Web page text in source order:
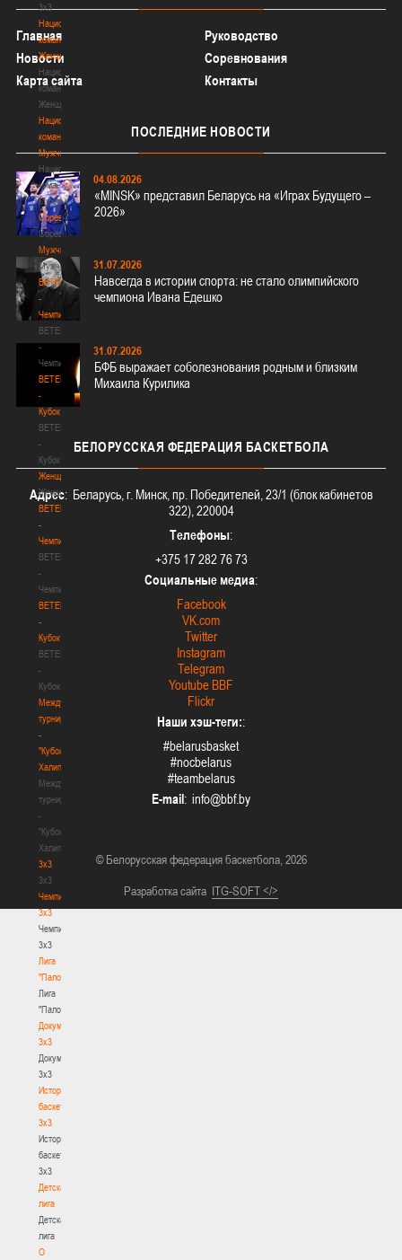
3х3
Национальная
команда.
Женщины
Национальная
команда.
Женщины
Национальная
команда.
Мужчины
Национальная
команда.
Мужчины
Соревнования
Соревнования
Мужчины
Мужчины
BETERA
-
Чемпионат
BETERA
-
Чемпионат
BETERA
-
Кубок
BETERA
-
Кубок
Женщины
Женщины
BETERA
-
Чемпионат
BETERA
-
Чемпионат
BETERA
-
Кубок
BETERA
-
Кубок
Международный
турнир
-
"Кубок
Халипского"
Международный
турнир
-
"Кубок
Халипского"
3x3
3x3
Чемпионат
3х3
Чемпионат
3х3
Лига
"Палова"
Лига
"Палова"
Документы
3х3
Документы
3х3
История
баскетбола
3х3
История
баскетбола
3х3
Детская
лига
Детская
лига
О
Главная
Руководство
Новости
Соревнования
Карта сайта
Контакты
ПОСЛЕДНИЕ НОВОСТИ
04.08.2026
«MINSK» представил Беларусь на «Играх Будущего –
2026»
31.07.2026
Навсегда в истории спорта: не стало олимпийского
чемпиона Ивана Едешко
31.07.2026
БФБ выражает соболезнования родным и близким
Михаила Курилика
БЕЛОРУССКАЯ ФЕДЕРАЦИЯ БАСКЕТБОЛА
Адрес: Беларусь, г. Минск, пр. Победителей, 23/1 (блок кабинетов
322), 220004
Телефоны:
+375 17 282 76 73
Социальные медиа:
Facebook
VK.com
Twitter
Instagram
Telegram
Youtube BBF
Flickr
Наши хэш-теги::
#belarusbasket
#nocbelarus
#teambelarus
E-mail:
© Белорусская федерация баскетбола, 2026
Разработка сайта ITG-SOFT </>